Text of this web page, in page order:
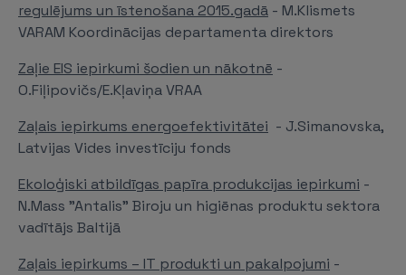
regulējums un īstenošana 2015.gadā - M.Klismets
VARAM Koordinācijas departamenta direktors
Zaļie EIS iepirkumi šodien un nākotnē -
O.Fiļipovičs/E.Kļaviņa VRAA
Zaļais iepirkums energoefektivitātei - J.Simanovska,
Latvijas Vides investīciju fonds
Ekoloģiski atbildīgas papīra produkcijas iepirkumi -
N.Mass "Antalis" Biroju un higiēnas produktu sektora
vadītājs Baltijā
Zaļais iepirkums – IT produkti un pakalpojumi -